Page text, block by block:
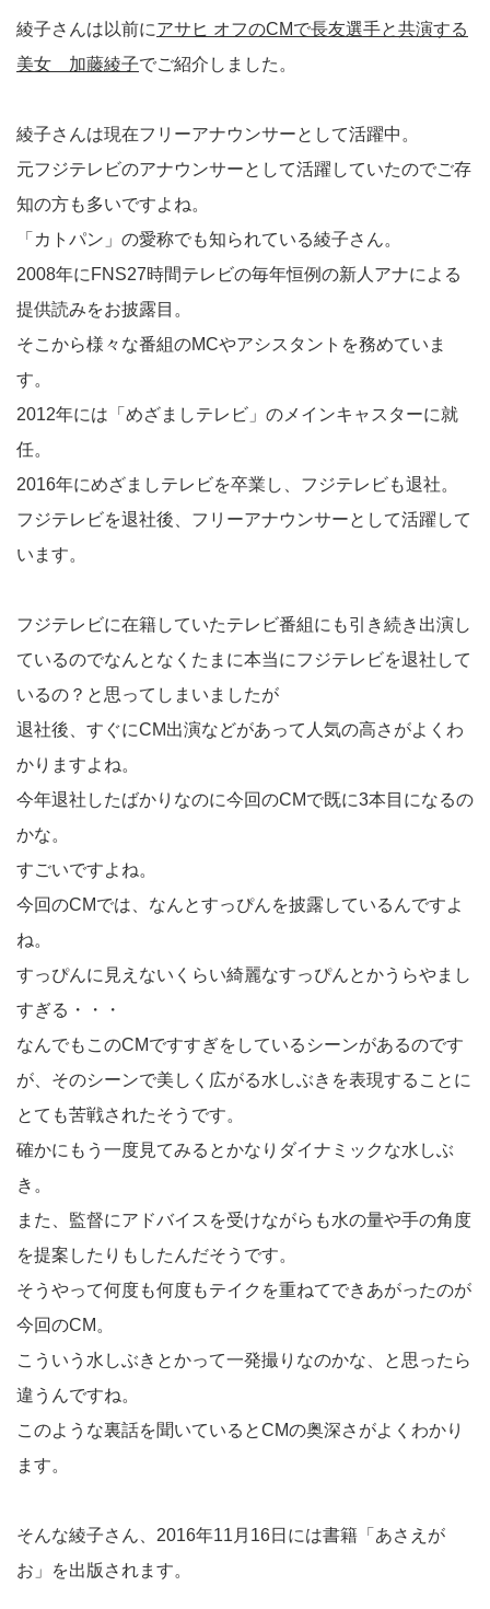
綾子さんは以前にアサヒ オフのCMで長友選手と共演する
美女 加藤綾子でご紹介しました。
綾子さんは現在フリーアナウンサーとして活躍中。
元フジテレビのアナウンサーとして活躍していたのでご存
知の方も多いですよね。
「カトパン」の愛称でも知られている綾子さん。
2008年にFNS27時間テレビの毎年恒例の新人アナによる
提供読みをお披露目。
そこから様々な番組のMCやアシスタントを務めていま
す。
2012年には「めざましテレビ」のメインキャスターに就
任。
2016年にめざましテレビを卒業し、フジテレビも退社。
フジテレビを退社後、フリーアナウンサーとして活躍して
います。
フジテレビに在籍していたテレビ番組にも引き続き出演し
ているのでなんとなくたまに本当にフジテレビを退社して
いるの？と思ってしまいましたが
退社後、すぐにCM出演などがあって人気の高さがよくわ
かりますよね。
今年退社したばかりなのに今回のCMで既に3本目になるの
かな。
すごいですよね。
今回のCMでは、なんとすっぴんを披露しているんですよ
ね。
すっぴんに見えないくらい綺麗なすっぴんとかうらやまし
すぎる・・・
なんでもこのCMですすぎをしているシーンがあるのです
が、そのシーンで美しく広がる水しぶきを表現することに
とても苦戦されたそうです。
確かにもう一度見てみるとかなりダイナミックな水しぶ
き。
また、監督にアドバイスを受けながらも水の量や手の角度
を提案したりもしたんだそうです。
そうやって何度も何度もテイクを重ねてできあがったのが
今回のCM。
こういう水しぶきとかって一発撮りなのかな、と思ったら
違うんですね。
このような裏話を聞いているとCMの奥深さがよくわかり
ます。
そんな綾子さん、2016年11月16日には書籍「あさえが
お」を出版されます。